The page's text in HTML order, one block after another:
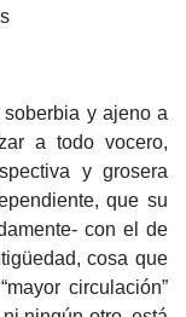
y ajeno a
a todo vocero,
y grosera
que su
con el de
cosa que
circulación”